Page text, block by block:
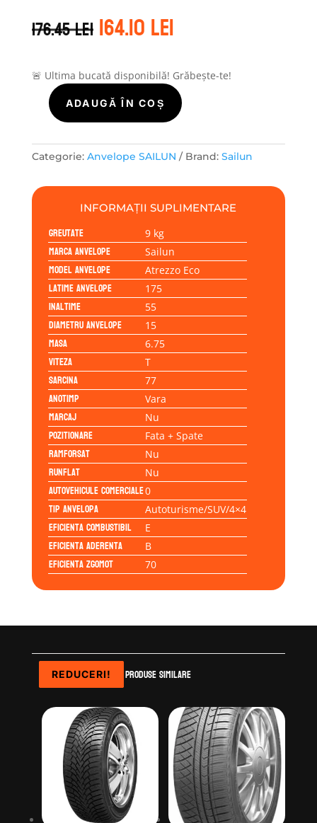
176.45lei Prețul
inițial
fost:
176.45 lei.
164.10leiPrețul
curent
164.10 lei.
🚨 Ultima bucată disponibilă! Grăbește-te!
Cantitate
ATREZZO
ECO
77T
ADAUGĂ ÎN COȘ
Categorie: Anvelope SAILUN Brand: Sailun
INFORMAȚII SUPLIMENTARE
Greutate 9 kg
Marca anvelope Sailun
Model anvelope Atrezzo Eco
Latime anvelope 175
Inaltime 55
Diametru anvelope 15
Masa 6.75
Viteza T
Sarcina 77
Anotimp Vara
Marcaj Nu
Pozitionare Fata + Spate
Ramforsat Nu
Runflat Nu
Autovehicule comerciale0
Tip anvelopa Autoturisme/SUV/4×4
Eficienta Combustibil E
Eficienta Aderenta B
Eficienta Zgomot 70
Produse similare
REDUCERI!
REDUCERI!
REDUCERI!
REDUCERI!